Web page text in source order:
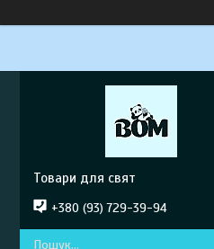
Товари для свят
+380 (93) 729-39-94